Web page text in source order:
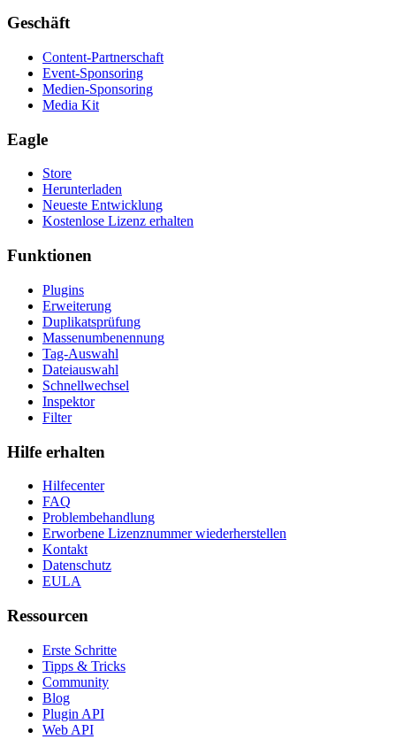
Geschäft
Content-Partnerschaft
Event-Sponsoring
Medien-Sponsoring
Media Kit
Eagle
Store
Herunterladen
Neueste Entwicklung
Kostenlose Lizenz erhalten
Funktionen
Plugins
Erweiterung
Duplikatsprüfung
Massenumbenennung
Tag-Auswahl
Dateiauswahl
Schnellwechsel
Inspektor
Filter
Hilfe erhalten
Hilfecenter
FAQ
Problembehandlung
Erworbene Lizenznummer wiederherstellen
Kontakt
Datenschutz
EULA
Ressourcen
Erste Schritte
Tipps & Tricks
Community
Blog
Plugin API
Web API